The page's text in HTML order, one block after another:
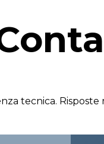
tecnica.